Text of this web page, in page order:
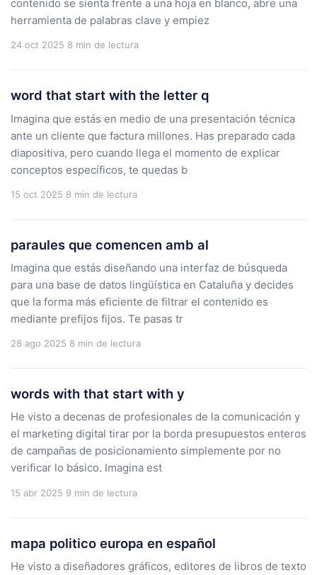
contenido se sienta frente a una hoja en blanco, abre una
herramienta de palabras clave y empiez
24 oct 2025 8 min de lectura
word that start with the letter q
Imagina que estás en medio de una presentación técnica
ante un cliente que factura millones. Has preparado cada
diapositiva, pero cuando llega el momento de explicar
conceptos específicos, te quedas b
15 oct 2025 8 min de lectura
paraules que comencen amb al
Imagina que estás diseñando una interfaz de búsqueda
para una base de datos lingüística en Cataluña y decides
que la forma más eficiente de filtrar el contenido es
mediante prefijos fijos. Te pasas tr
28 ago 2025 8 min de lectura
words with that start with y
He visto a decenas de profesionales de la comunicación y
el marketing digital tirar por la borda presupuestos enteros
de campañas de posicionamiento simplemente por no
verificar lo básico. Imagina est
15 abr 2025 9 min de lectura
mapa politico europa en español
He visto a diseñadores gráficos, editores de libros de texto